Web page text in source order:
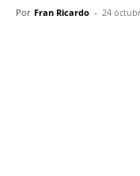
Por Fran Ricardo - 24